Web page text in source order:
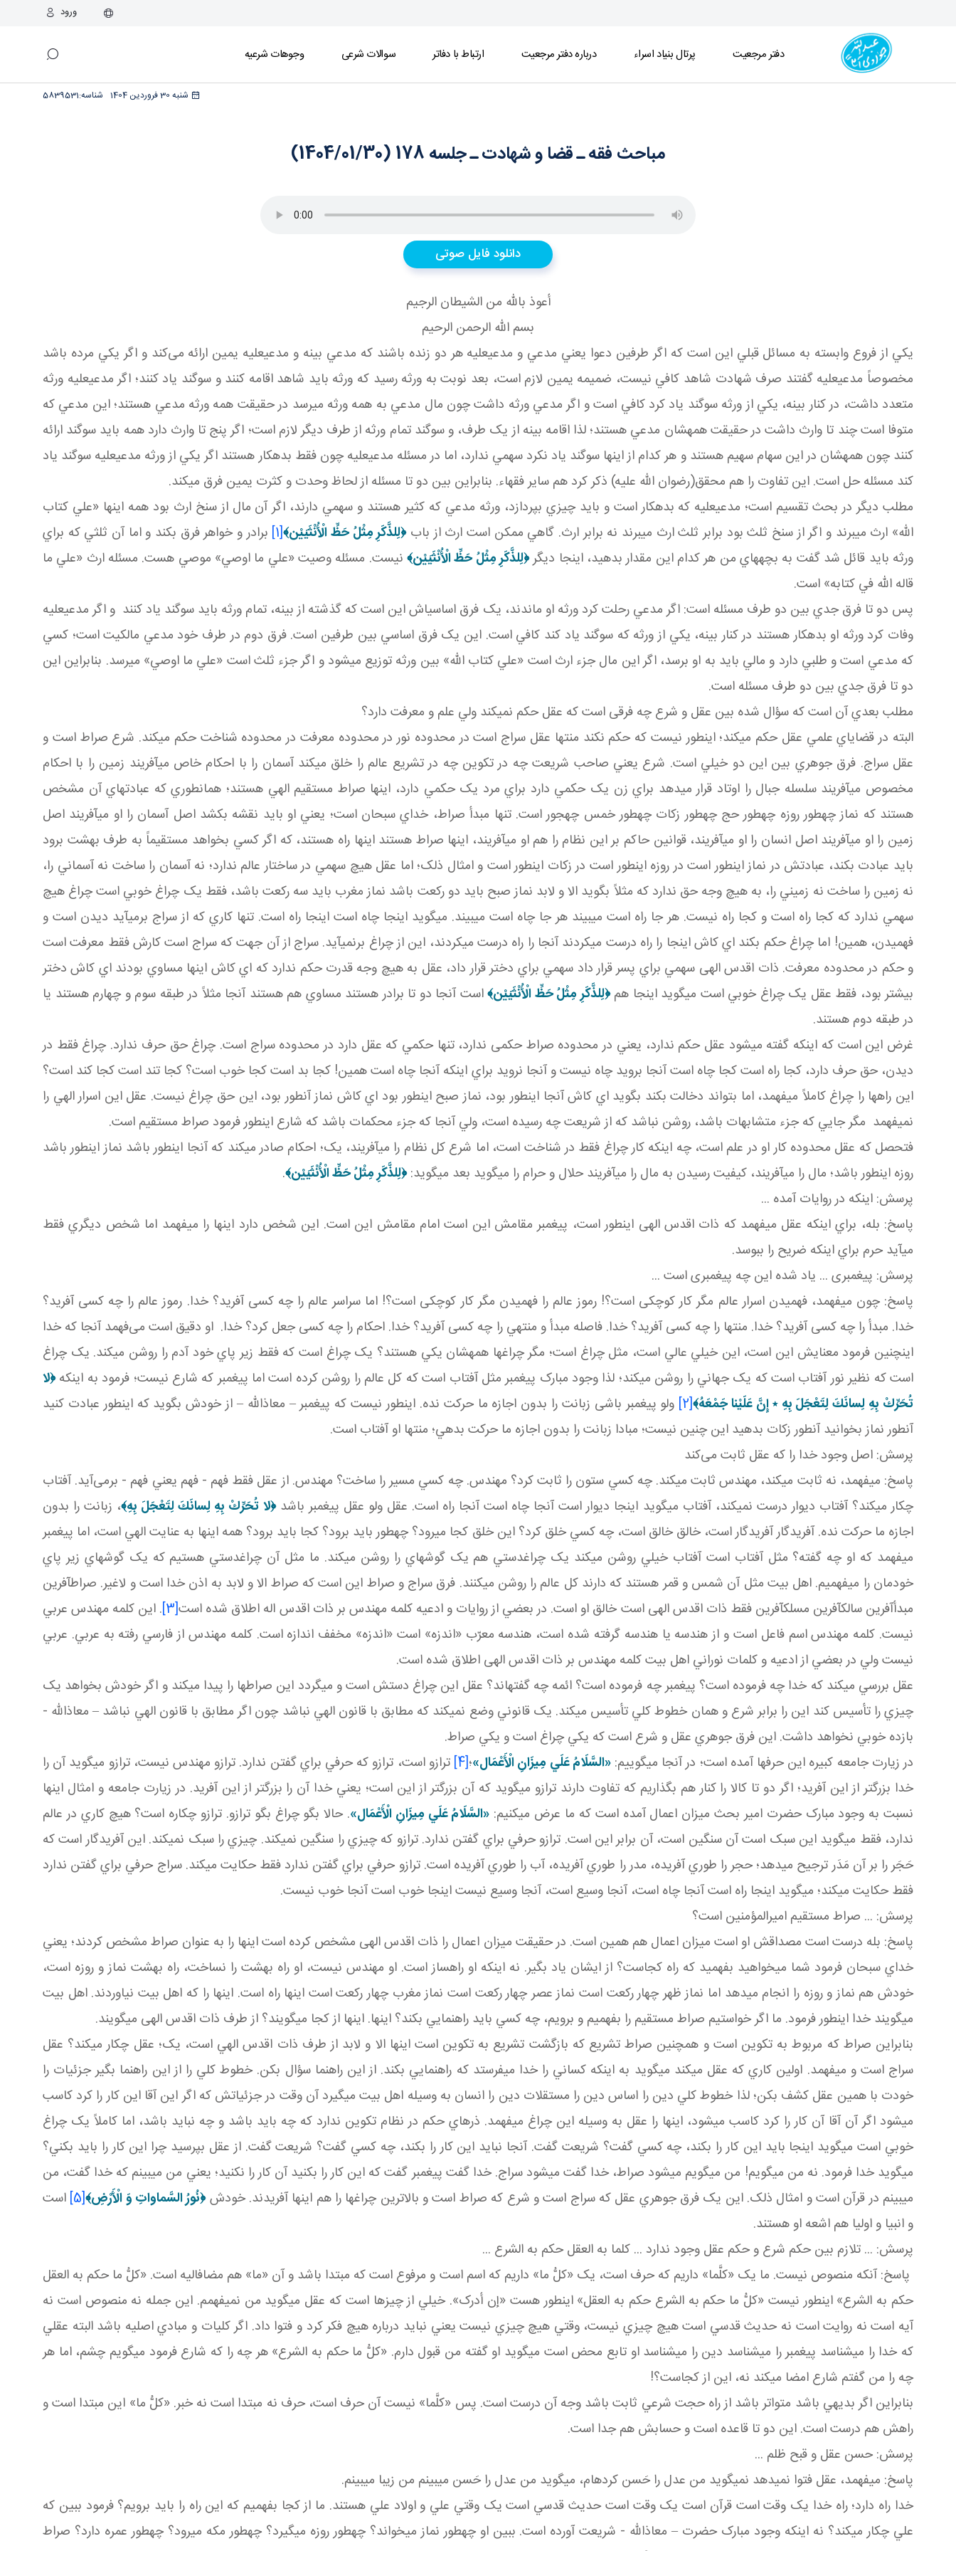
ورود
دفتر مرجعیت پرتال بنیاد اسراء درباره دفتر مرجعیت ارتباط با دفاتر سوالات شرعی وجوهات شرعیه
شنبه 30 فروردین 1404 5839531شناسه:
مباحث فقه ـ قضا و شهادت ـ جلسه 178 (1404/01/30)
دانلود فایل صوتی
أعوذ بالله من الشيطان الرجيم
بسم الله الرحمن الرحيم
يکي از فروع وابسته به مسائل قبلي اين است که اگر طرفين دعوا يعني مدعي و مدعي عليه هر دو زنده باشند که مدعي بينه و مدعي عليه يمين ارائه می‌کند و اگر يکي مرده باشد
مخصوصاً مدعي عليه گفتند صرف شهادت شاهد کافي نيست، ضميمه يمين لازم است، بعد نوبت به ورثه رسيد که ورثه بايد شاهد اقامه کنند و سوگند ياد کنند؛ اگر مدعي عليه ورثه
متعدد داشت، در کنار بينه، يکي از ورثه سوگند ياد کرد کافي است و اگر مدعي ورثه داشت چون مال مدعي به همه ورثه مي رسد در حقيقت همه ورثه مدعي هستند؛ اين مدعي که
متوفا است چند تا وارث داشت در حقيقت همه شان مدعي هستند؛ لذا اقامه بينه از يک طرف، و سوگند تمام ورثه از طرف ديگر لازم است؛ اگر پنج تا وارث دارد همه بايد سوگند ارائه
کنند چون همه شان در اين سهام سهيم هستند و هر کدام از اينها سوگند ياد نکرد سهمي ندارد، اما در مسئله مدعي عليه چون فقط بدهکار هستند اگر يکي از ورثه مدعي عليه سوگند ياد
کند مسئله حل است. اين تفاوت را هم محقق(رضوان الله عليه) ذکر کرد هم ساير فقهاء. بنابراين بين دو تا مسئله از لحاظ وحدت و کثرت يمين فرق مي کند.
مطلب ديگر در بحث تقسيم است؛ مدعي عليه که بدهکار است و بايد چيزي بپردازد، ورثه مدعي که کثير هستند و سهمي دارند، اگر آن مال از سنخ ارث بود همه اينها «علي کتاب
الله» ارث مي برند و اگر از سنخ ثلث بود برابر ثلث ارث مي برند نه برابر ارث. گاهي ممکن است ارث از باب﴿لِلذَّكَرِ مِثْلُ حَظِّ الْأُنْثَيَيْن‏﴾[1] برادر و خواهر فرق بکند و اما آن ثلثي که براي
ورثه بايد قائل شد گفت به بچه هاي من هر کدام اين مقدار بدهيد، اينجا ديگر﴿لِلذَّكَرِ مِثْلُ حَظِّ الْأُنْثَيَيْن‏﴾ نيست. مسئله وصيت «علي ما اوصي» موصي هست. مسئله ارث «علي ما
قاله الله في کتابه» است.
پس دو تا فرق جدي بين دو طرف مسئله است: اگر مدعي رحلت کرد ورثه او ماندند، يک فرق اساسي اش اين است که گذشته از بينه، تمام ورثه بايد سوگند ياد کنند و اگر مدعي عليه
وفات کرد ورثه او بدهکار هستند در کنار بينه، يکي از ورثه که سوگند ياد کند کافي است. اين يک فرق اساسي بين طرفين است. فرق دوم در طرف خود مدعي مالکيت است؛ کسي
که مدعي است و طلبي دارد و مالي بايد به او برسد، اگر اين مال جزء ارث است «علي کتاب الله» بين ورثه توزيع مي شود و اگر جزء ثلث است «علي ما اوصي» مي رسد. بنابراين اين
دو تا فرق جدي بين دو طرف مسئله است.
مطلب بعدي آن است که سؤال شده بين عقل و شرع چه فرقی است که عقل حکم نمي کند ولي علم و معرفت دارد؟
البته در قضاياي علمي عقل حکم مي کند؛ اين طور نيست که حکم نکند منتها عقل سراج است در محدوده نور در محدوده معرفت در محدوده شناخت حکم مي کند. شرع صراط است و
عقل سراج. فرق جوهري بين اين دو خيلي است. شرع يعني صاحب شريعت چه در تکوين چه در تشريع عالم را خلق مي کند آسمان را با احکام خاص مي آفريند زمين را با احکام
مخصوص مي آفريند سلسله جبال را اوتاد قرار مي دهد براي زن يک حکمي دارد براي مرد يک حکمي دارد، اينها صراط مستقيم الهي هستند؛ همان طوري که عبادت هاي آن مشخص
هستند که نماز چه طور روزه چه طور حج چه طور زکات چه طور خمس چه جور است. تنها مبدأ صراط، خداي سبحان است؛ يعني او بايد نقشه بکشد اصل آسمان را او مي آفريند اصل
زمين را او مي آفريند اصل انسان را او مي آفريند، قوانين حاکم بر اين نظام را هم او مي آفريند، اينها صراط هستند اينها راه هستند، که اگر کسي بخواهد مستقيماً به طرف بهشت برود
بايد عبادت بکند، عبادتش در نماز اين طور است در روزه اين طور است در زکات اين طور است و امثال ذلک؛ اما عقل هيچ سهمي در ساختار عالم ندارد؛ نه آسمان را ساخت نه آسماني را،
نه زمين را ساخت نه زميني را، به هيچ وجه حق ندارد که مثلاً بگويد الا و لابد نماز صبح بايد دو رکعت باشد نماز مغرب بايد سه رکعت باشد، فقط يک چراغ خوبي است چراغ هيچ
سهمي ندارد که کجا راه است و کجا راه نيست. هر جا راه است مي بيند هر جا چاه است مي بيند. مي گويد اينجا چاه است اينجا راه است. تنها کاري که از سراج برمي آيد ديدن است و
فهميدن، همين! اما چراغ حکم بکند اي کاش اينجا را راه درست مي کردند آنجا را راه درست مي کردند، اين از چراغ برنمي آيد. سراج از آن جهت که سراج است کارش فقط معرفت است
و حکم در محدوده معرفت. ذات اقدس الهی سهمي براي پسر قرار داد سهمي براي دختر قرار داد، عقل به هيچ وجه قدرت حکم ندارد که اي کاش اينها مساوي بودند اي کاش دختر
بيشتر بود، فقط عقل يک چراغ خوبي است مي گويد اينجا هم﴿لِلذَّكَرِ مِثْلُ حَظِّ الْأُنْثَيَيْن‏﴾است آنجا دو تا برادر هستند مساوي هم هستند آنجا مثلاً در طبقه سوم و چهارم هستند يا
در طبقه دوم هستند.
غرض اين است که اينکه گفته مي شود عقل حکم ندارد، يعني در محدوده صراط حکمی ندارد، تنها حکمي که عقل دارد در محدوده سراج است. چراغ حق حرف ندارد. چراغ فقط در
ديدن، حق حرف دارد، کجا راه است کجا چاه است آنجا برويد چاه نيست و آنجا نرويد براي اينکه آنجا چاه است همين! کجا بد است کجا خوب است؟ کجا تند است کجا کند است؟
اين راه ها را چراغ کاملاً مي فهمد، اما بتواند دخالت بکند بگويد اي کاش آنجا اين طور بود، نماز صبح اين طور بود اي کاش نماز آن طور بود، اين حق چراغ نيست. عقل اين اسرار الهي را
نمي فهمد مگر جايي که جزء متشابهات باشد، روشن نباشد که از شريعت چه رسيده است، ولي آنجا که جزء محکمات باشد که شارع اين طور فرمود صراط مستقيم است.
فتحصل که عقل محدوده کار او در علم است، چه اينکه کار چراغ فقط در شناخت است، اما شرع کل نظام را مي آفريند، يک؛ احکام صادر مي کند که آنجا اين طور باشد نماز اين طور باشد
روزه اين طور باشد؛ مال را مي آفريند، کيفيت رسيدن به مال را مي آفريند حلال و حرام را مي گويد بعد مي گويد:﴿لِلذَّكَرِ مِثْلُ حَظِّ الْأُنْثَيَيْن‏﴾.
پرسش: اينکه در روايات آمده ...
پاسخ: بله، براي اينکه عقل مي فهمد که ذات اقدس الهی اين طور است، پيغمبر مقامش اين است امام مقامش اين است. اين شخص دارد اينها را مي فهمد اما شخص ديگري فقط
مي آيد حرم براي اينکه ضريح را ببوسد.
پرسش: پيغمبری ... ياد شده اين چه پيغمبری است ...
پاسخ: چون مي فهمد، فهميدن اسرار عالم مگر کار کوچکی است؟! رموز عالم را فهميدن مگر کار کوچکی است؟! اما سراسر عالم را چه کسی آفريد؟ خدا. رموز عالم را چه کسی آفريد؟
خدا. مبدأ را چه کسی آفريد؟ خدا. منتها را چه کسی آفريد؟ خدا. فاصله مبدأ و منتهي را چه کسی آفريد؟ خدا. احکام را چه کسی جعل کرد؟ خدا. او دقيق است می‌فهمد آنجا که خدا
اينچنين فرمود معنايش اين است، اين خيلي عالي است، مثل چراغ است؛ مگر چراغ ها همه شان يکي هستند؟ يک چراغ است که فقط زير پاي خود آدم را روشن مي کند. يک چراغ
است که نظير نور آفتاب است که يک جهاني را روشن مي کند؛ لذا وجود مبارک پيغمبر مثل آفتاب است که کل عالم را روشن کرده است اما پيغمبر که شارع نيست؛ فرمود به اينکه﴿لا
تُحَرِّكْ بِهِ لِسانَكَ لِتَعْجَلَ بِهِ٭إِنَّ عَلَيْنا جَمْعَهُ﴾[2]
ولو پيغمبر باشی زبانت را بدون اجازه ما حرکت نده. اين طور نيست که پيغمبر – معاذالله – از خودش بگويد که اينطور عبادت کنيد
آن طور نماز بخوانيد آن طور زکات بدهيد اين چنين نيست؛ مبادا زبانت را بدون اجازه ما حرکت بدهي؛ منتها او آفتاب است.
پرسش: اصل وجود خدا را که عقل ثابت می‌کند
پاسخ: مي فهمد، نه ثابت مي کند، مهندس ثابت مي کند. چه کسي ستون را ثابت کرد؟ مهندس. چه کسي مسير را ساخت؟ مهندس. از عقل فقط فهم - فهم يعني فهم - برمی‌آيد. آفتاب
چکار مي کند؟ آفتاب ديوار درست نمي کند، آفتاب مي گويد اينجا ديوار است آنجا چاه است آنجا راه است. عقل ولو عقل پيغمبر باشد﴿لا تُحَرِّكْ بِهِ لِسانَكَ لِتَعْجَلَ بِهِ﴾، زبانت را بدون
اجازه ما حرکت نده. آفريدگار آفريدگار است، خالق خالق است، چه کسي خلق کرد؟ اين خلق کجا مي رود؟ چه طور بايد برود؟ کجا بايد برود؟ همه اينها به عنايت الهي است، اما پيغمبر
مي فهمد که او چه گفته؟ مثل آفتاب است آفتاب خيلي روشن مي کند يک چراغ دستي هم يک گوشه اي را روشن مي کند. ما مثل آن چراغ دستي هستيم که يک گوشه اي زير پاي
خودمان را مي فهميم. اهل بيت مثل آن شمس و قمر هستند که دارند کل عالم را روشن مي کنند. فرق سراج و صراط اين است که صراط الا و لابد به اذن خدا است و لاغير. صراط آفرين
مبدأ آفرين سالک آفرين مسلک آفرين فقط ذات اقدس الهی است خالق او است. در بعضي از روايات و ادعيه کلمه مهندس بر ذات اقدس اله اطلاق شده است[3]
. اين کلمه مهندس عربي
نيست. کلمه مهندس اسم فاعل است و از هندسه يا هندسه گرفته شده است، هندسه معرّب «اندزه» است «اندزه» مخفف اندازه است. کلمه مهندس از فارسي رفته به عربي. عربي
نيست ولي در بعضي از ادعيه و کلمات نوراني اهل بيت کلمه مهندس بر ذات اقدس الهی اطلاق شده است.
عقل بررسي مي کند که خدا چه فرموده است؟ پيغمبر چه فرموده است؟ ائمه چه گفته اند؟ عقل اين چراغ دستش است و مي گردد اين صراط ها را پيدا مي کند و اگر خودش بخواهد يک
چيزي را تأسيس کند اين را برابر شرع و همان خطوط کلي تأسيس مي کند. يک قانوني وضع نمي کند که مطابق با قانون الهي نباشد چون اگر مطابق با قانون الهي نباشد – معاذالله -
بازده خوبي نخواهد داشت. اين فرق جوهري عقل و شرع است که يکي چراغ است و يکي صراط.
در زيارت جامعه کبيره اين حرف ها آمده است؛ در آنجا مي گوييم:«السَّلَامُ عَلَي مِيزَانِ الْأَعْمَال‏»؛[4]
ترازو است، ترازو که حرفي براي گفتن ندارد. ترازو مهندس نيست، ترازو مي گويد آن را
خدا بزرگتر از اين آفريد؛ اگر دو تا کالا را کنار هم بگذاريم که تفاوت دارند ترازو مي گويد که آن بزرگ تر از اين است؛ يعني خدا آن را بزرگ تر از اين آفريد. در زيارت جامعه و امثال اينها
نسبت به وجود مبارک حضرت امير بحث ميزان اعمال آمده است که ما عرض مي کنيم: «السَّلَامُ عَلَي مِيزَانِ الْأَعْمَال‏». حالا بگو چراغ بگو ترازو. ترازو چکاره است؟ هيچ کاري در عالم
ندارد، فقط مي گويد اين سبک است آن سنگين است، آن برابر اين است. ترازو حرفي براي گفتن ندارد. ترازو که چيزي را سنگين نمي کند. چيزي را سبک نمي کند. اين آفريدگار است که
حَجَر را بر آن مَدَر ترجيح مي دهد؛ حجر را طوري آفريده، مدر را طوري آفريده، آب را طوري آفريده است. ترازو حرفي براي گفتن ندارد فقط حکايت مي کند. سراج حرفي براي گفتن ندارد
فقط حکايت مي کند؛ مي گويد اينجا راه است آنجا چاه است، آنجا وسيع است، آنجا وسيع نيست اينجا خوب است آنجا خوب نيست.
پرسش: ... صراط مستقيم اميرالمؤمنين است؟
پاسخ: بله درست است مصداقش او است ميزان اعمال هم همين است. در حقيقت ميزان اعمال را ذات اقدس الهی مشخص کرده است اينها را به عنوان صراط مشخص کردند؛ يعني
خداي سبحان فرمود شما مي خواهيد بفهميد که راه کجاست؟ از ايشان ياد بگير. نه اينکه او راه ساز است. او مهندس نيست، او راه بهشت را نساخت، راه بهشت نماز و روزه است،
خودش هم نماز و روزه را انجام مي دهد اما نماز ظهر چهار رکعت است نماز عصر چهار رکعت است نماز مغرب چهار رکعت است اينها راه است. اينها را که اهل بيت نياوردند. اهل بيت
مي گويند خدا اين طور فرمود. ما اگر خواستيم صراط مستقيم را بفهميم و برويم، چه کسي بايد راهنمايي بکند؟ اينها. اينها از کجا مي گويند؟ از طرف ذات اقدس الهی مي گويند.
بنابراين صراط که مربوط به تکوين است و همچنين صراط تشريع که بازگشت تشريع به تکوين است اينها الا و لابد از طرف ذات اقدس الهي است، يک؛ عقل چکار مي کند؟ عقل
سراج است و مي فهمد. اولين کاري که عقل مي کند مي گويد به اينکه کساني را خدا مي فرستد که راهنمايي بکند. از اين راهنما سؤال بکن. خطوط کلي را از اين راهنما بگير جزئيات را
خودت با همين عقل کشف بکن؛ لذا خطوط کلي دين را اساس دين را مستقلات دين را انسان به وسيله اهل بيت مي گيرد آن وقت در جزئياتش که اگر اين آقا اين کار را کرد کاسب
مي شود اگر آن آقا آن کار را کرد کاسب مي شود، اينها را عقل به وسيله اين چراغ مي فهمد. ذره اي حکم در نظام تکوين ندارد که چه بايد باشد و چه نبايد باشد، اما کاملاً يک چراغ
خوبي است مي گويد اينجا بايد اين کار را بکند، چه کسي گفت؟ شريعت گفت. آنجا نبايد اين کار را بکند، چه کسي گفت؟ شريعت گفت. از عقل بپرسيد چرا اين کار را بايد بکني؟
مي گويد خدا فرمود. نه من مي گويم! من مي گويم مي شود صراط، خدا گفت مي شود سراج. خدا گفت پيغمبر گفت که اين کار را بکنيد آن کار را نکنيد؛ يعني من مي بينم که خدا گفت، من
مي بينم در قرآن است و امثال ذلک. اين يک فرق جوهري عقل که سراج است و شرع که صراط است و بالاترين چراغ ها را هم اينها آفريدند. خودش﴿نُورُ السَّماواتِ وَ الْأَرْضِ﴾[5]
است
و انبيا و اوليا هم اشعه او هستند.
پرسش: ... تلازم بين حکم شرع و حکم عقل وجود ندارد ... کلما به العقل حکم به الشرع ...
پاسخ: آنکه منصوص نيست. ما يک «کلَّما» داريم که حرف است، يک «کلُّ ما» داريم که اسم است و مرفوع است که مبتدا باشد و آن «ما» هم مضاف اليه است. «کلُّ ما حکم به العقل
حکم به الشرع» اين طور نيست «کلُّ ما حکم به الشرع حکم به العقل» اين طور هست «إن أدرک». خيلي از چيزها است که عقل مي گويد من نمي فهمم. اين جمله نه منصوص است نه
آيه است نه روايت است نه حديث قدسي است هيچ چيزي نيست، وقتي هيچ چيزي نيست يعني نبايد درباره هيچ فکر کرد و فتوا داد. اگر کليات و مبادي اصليه باشد البته عقلي
که خدا را مي شناسد پيغمبر را مي شناسد دين را مي شناسد او تابع محض است مي گويد او گفته من قبول دارم. «کلُّ ما حکم به الشرع» هر چه را که شارع فرمود مي گويم چشم، اما هر
چه را من گفتم شارع امضا مي کند نه، اين از کجاست؟!
بنابراين اگر بديهي باشد متواتر باشد از راه حجت شرعي ثابت باشد وجه آن درست است. پس «کلَّما» نيست آن حرف است، حرف نه مبتدا است نه خبر. «کلُّ ما» اين مبتدا است و
راهش هم درست است. اين دو تا قاعده است و حسابش هم جدا است.
پرسش: حسن عقل و قبح ظلم ...
پاسخ: مي فهمد، عقل فتوا نمي دهد نمي گويد من عدل را حَسن کرده ام، مي گويد من عدل را حَسن مي بينم من زيبا مي بينم.
خدا راه دارد؛ راه خدا يک وقت است قرآن است يک وقت است حديث قدسي است يک وقتي علي و اولاد علي هستند. ما از کجا بفهميم که اين راه را بايد برويم؟ فرمود ببين که
علي چکار مي کند؟ نه اينکه وجود مبارک حضرت – معاذالله - شريعت آورده است. ببين او چه طور نماز مي خواند؟ چه طور روزه مي گيرد؟ چه طور مکه مي رود؟ چه طور عمره دارد؟ صراط